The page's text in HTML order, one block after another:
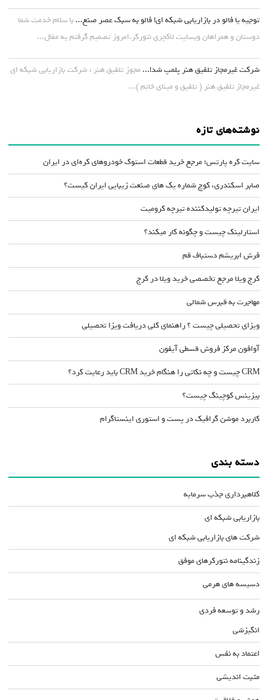
توجیه یا فالو در بازاریابی شبکه ای! فالو به سبک عصر صنع... با سلام خدمت شما
دوستان و همراهان وبسایت لاکچری نتورکر.امروز تصمیم گرفتم یه مقال...
شرکت غیرمجاز تلفیق هنر پلمپ شد!... مجوز تلفیق هنر : شرکت بازاریابی شبکه ای
غیرمجاز تلفیق هنر ( تلفیق و مینای خاتم )...
نوشته‌های تازه
سایت کره پارتس؛ مرجع خرید قطعات استوک خودروهای کره‌ای در ایران
صابر اسکندری، کوچ شماره یک های صنعت زیبایی ایران کیست؟
ایران تیرچه تولیدکننده تیرچه کرومیت
استارلینک چیست و چگونه کار میکند؟
فرش ابریشم دستباف قم
کرج ویلا مرجع تخصصی خرید ویلا در کرج
مهاجرت به قبرس شمالی
ویزای تحصیلی چیست ؟ راهنمای کلی دریافت ویزا تحصیلی
آوافون مرکز فروش قسطی آیفون
CRM چیست و چه نکاتی را هنگام خرید CRM باید رعایت کرد؟
بیزینس کوچینگ چیست؟
کاربرد موشن گرافیک در پست و استوری اینستاگرام
دسته بندی
کلاهبرداری جذب سرمایه
بازاریابی شبکه ای
شرکت های بازاریابی شبکه ای
زندگینامه نتورکرهای موفق
دسیسه های هرمی
رشد و توسعه فردی
انگیزشی
اعتماد به نفس
مثبت اندیشی